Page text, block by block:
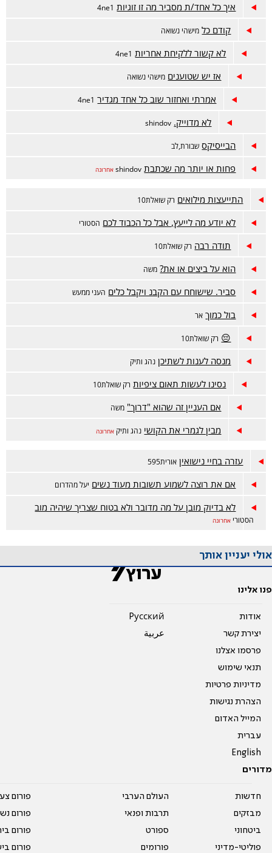
איך כל אחד/ת מסביר מה זו זוגיות 4ne1
קודם כל מישהי נשואה
לא קשור ללקיחת אחריות 4ne1
אז יש שטוענים מישהי נשואה
אמרתי ואחזור שוב כל אחד מגדיר 4ne1
לא מדוייק. shindov
הבייסיקס שבורת,לב
פחות או יותר מה שכתבת shindov אחרונה
התייעצות מילואים רק שואלת10
לא יודע מה לייעץ, אבל כל הכבוד לכם הסטורי
תודה רבה רק שואלת10
הוא על ביצים או את? משה
סביר. שישוחח עם הקבנ ויקבל כלים העני ממעש
בול כמוך אר
😔 רק שואלת10
מנסה לענות לשתיכן נהג ותיק
נסינו לעשות תאום ציפיות רק שואלת10
אם העניין זה שהוא "דרוך" משה
מבין לגמרי את הקושי נהג ותיק אחרונה
עזרה בחיי נישואין אורית595
אם את רוצה לשמוע תשובות מעוד נשים יעל מהדרום
לא בדיוק מובן על מה מדובר ולא בטוח שצריך שיהיה מוב
הסטורי אחרונה
אולי יעניין אותך
פנו אלינו
אודות
יצירת קשר
פרסמו אצלנו
תנאי שימוש
מדיניות פרטיות
הצהרת נגישות
המייל האדום
עברית
English
Pусский
عربية
מדורים
חדשות
מבזקים
ביטחוני
פוליטי-מדיני
העולם הערבי
תרבות ופנאי
ספורט
פורומים
פורום
פורום
פורום
פורום